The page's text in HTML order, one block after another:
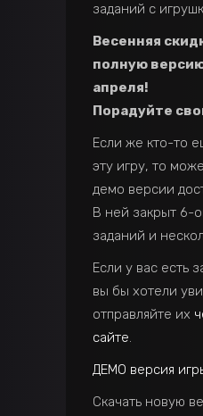
заданий с
Весенняя
полную
апреля!
Порадуйте
Если же кто-то
эту игру, то
демо версии
В ней закрыт 6-
заданий и
Если у вас есть
вы бы хотели
отправляйте их
сайте.
ДЕМО версия
Скачать новую